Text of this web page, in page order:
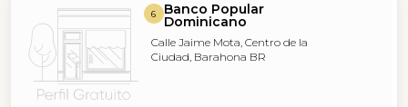
6 Banco Popular
Dominicano
Calle Jaime Mota, Centro de la
Ciudad, Barahona BR